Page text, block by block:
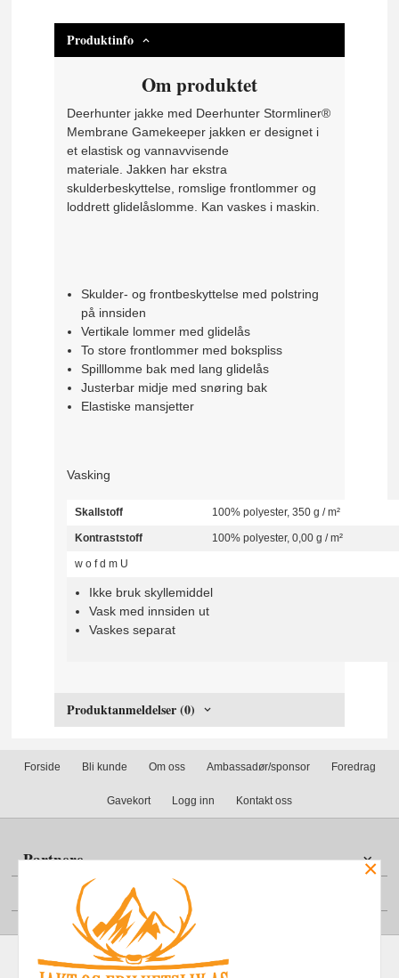
Produktinfo
Om produktet
Deerhunter jakke med Deerhunter Stormliner®
Membrane Gamekeeper jakken er designet i
et elastisk og vannavvisende
materiale. Jakken har ekstra
skulderbeskyttelse, romslige frontlommer og
loddrett glidelåslomme. Kan vaskes i maskin.
Skulder- og frontbeskyttelse med polstring
på innsiden
Vertikale lommer med glidelås
To store frontlommer med bokspliss
Spilllomme bak med lang glidelås
Justerbar midje med snøring bak
Elastiske mansjetter
Vasking
Skallstoff 100% polyester, 350 g / m²
Kontraststoff 100% polyester, 0,00 g / m²
wofdm U
Ikke bruk skyllemiddel
Vask med innsiden ut
Vaskes separat
Produktanmeldelser (0)
Forside Bli kunde Om oss Ambassadør/sponsor Foredrag
Gavekort Logg inn Kontakt oss
Partnere
Din konto
×